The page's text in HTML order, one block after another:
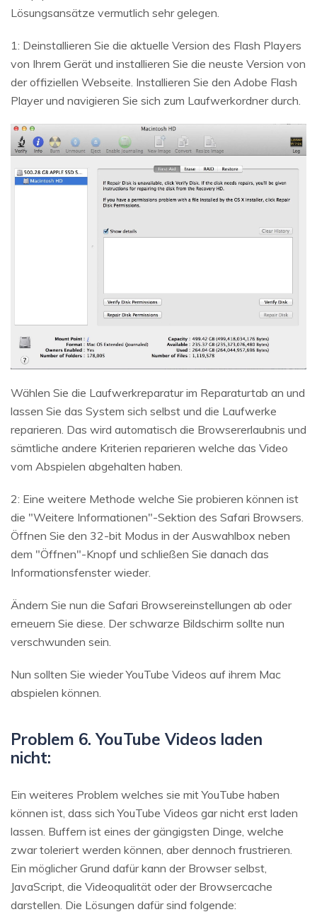
Lösungsansätze vermutlich sehr gelegen.
1: Deinstallieren Sie die aktuelle Version des Flash Players
von Ihrem Gerät und installieren Sie die neuste Version von
der offiziellen Webseite. Installieren Sie den Adobe Flash
Player und navigieren Sie sich zum Laufwerkordner durch.
Wählen Sie die Laufwerkreparatur im Reparaturtab an und
lassen Sie das System sich selbst und die Laufwerke
reparieren. Das wird automatisch die Browsererlaubnis und
sämtliche andere Kriterien reparieren welche das Video
vom Abspielen abgehalten haben.
2: Eine weitere Methode welche Sie probieren können ist
die "Weitere Informationen"-Sektion des Safari Browsers.
Öffnen Sie den 32-bit Modus in der Auswahlbox neben
dem "Öffnen"-Knopf und schließen Sie danach das
Informationsfenster wieder.
Ändern Sie nun die Safari Browsereinstellungen ab oder
erneuern Sie diese. Der schwarze Bildschirm sollte nun
verschwunden sein.
Nun sollten Sie wieder YouTube Videos auf ihrem Mac
abspielen können.
Problem 6. YouTube Videos laden
nicht:
Ein weiteres Problem welches sie mit YouTube haben
können ist, dass sich YouTube Videos gar nicht erst laden
lassen. Buffern ist eines der gängigsten Dinge, welche
zwar toleriert werden können, aber dennoch frustrieren.
Ein möglicher Grund dafür kann der Browser selbst,
JavaScript, die Videoqualität oder der Browsercache
darstellen. Die Lösungen dafür sind folgende: